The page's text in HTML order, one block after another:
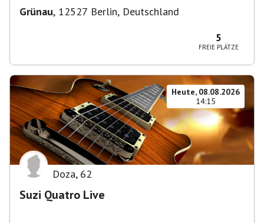
Grünau, 12527 Berlin, Deutschland
5
FREIE PLÄTZE
Heute, 08.08.2026
14:15
Doza, 62
Suzi Quatro Live